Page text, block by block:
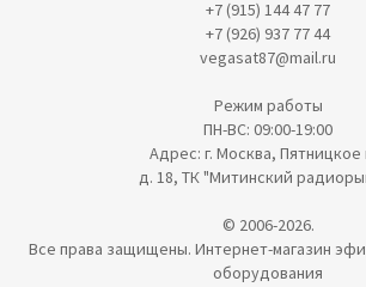
+7 (915) 144 47 77
+7 (926) 937 77 44
vegasat87@mail.ru
Режим работы
ПН-ВС: 09:00-19:00
Адрес: г. Москва,
д. 18, ТК "Митинский
© 2006-2026.
Все права защищены. Интернет-магазин
оборудования